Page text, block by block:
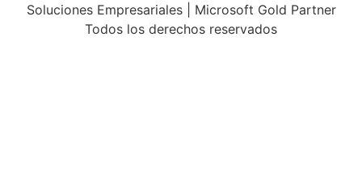
Soluciones Empresariales | Microsoft Gold Partner
Todos los derechos reservados